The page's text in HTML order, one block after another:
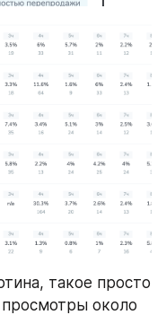
такое просто
около